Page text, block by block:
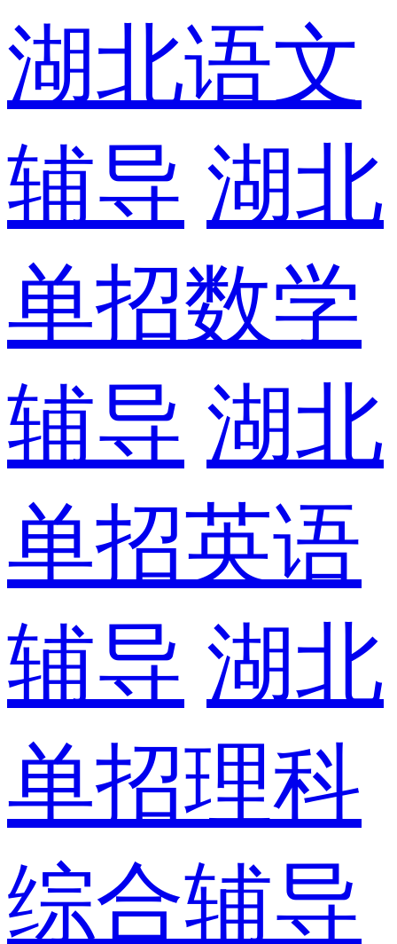
湖北语文
辅导 湖北
单招数学
辅导 湖北
单招英语
辅导 湖北
单招理科
综合辅导